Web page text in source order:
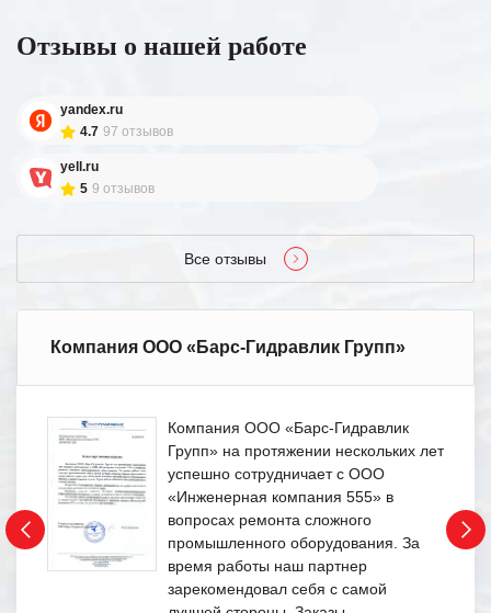
Отзывы о нашей работе
yandex.ru
4.7 97 отзывов
yell.ru
5 9 отзывов
Все отзывы
Компания ООО «Барс-Гидравлик Групп»
Компания ООО «Барс-Гидравлик
Групп» на протяжении нескольких лет
успешно сотрудничает с ООО
«Инженерная компания 555» в
вопросах ремонта сложного
промышленного оборудования. За
время работы наш партнер
зарекомендовал себя с самой